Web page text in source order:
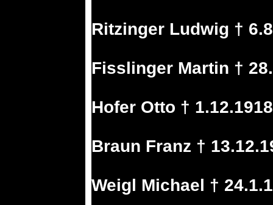
Ritzinger Ludwig †
Fisslinger Martin †
Hofer Otto †
Braun Franz †
Weigl Michael †